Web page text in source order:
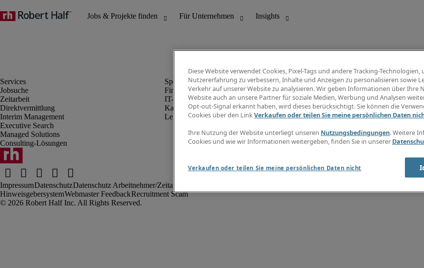
Jobsuche
Zeitarbeit
Direktvermittlung
Interim Management
Executive Search
Managed Solutions
Consulting-Lösungen
Finanz- & Rechnungswesen
IT-Bereich
Kaufmännischer Bereich
Legal
Info Center
Jobübersicht
Gehaltsübersicht
E-Learning
ImpressumDatenschutzDatenschutz Arbeitnehmer/Zeitarbeitskräfte
HinweisgebersystemWebmaster FeedbackRecruitment Scam
Diese Website verwendet Cookies, Pixel-Tags und andere Tracking-Technologien,
Nutzererfahrung zu verbessern, Inhalte und Anzeigen zu personalisieren sowie
Verkehr auf unserer Website zu analysieren. Wir geben Informationen über Ihre
Website auch an unsere Partner für soziale Medien, Werbung und Analysen
Opt-out-Signal erkannt haben, wird dieses berücksichtigt. Sie können die
Cookies über den LinkVerkaufen oder teilen Sie meine persönlichen Daten
Ihre Nutzung der Website unterliegt unseren Nutzungsbedingungen. Weitere
Cookies und wie wir Informationen weitergeben, finden Sie in unserer
Verkaufen oder teilen Sie meine persönlichen Daten nicht